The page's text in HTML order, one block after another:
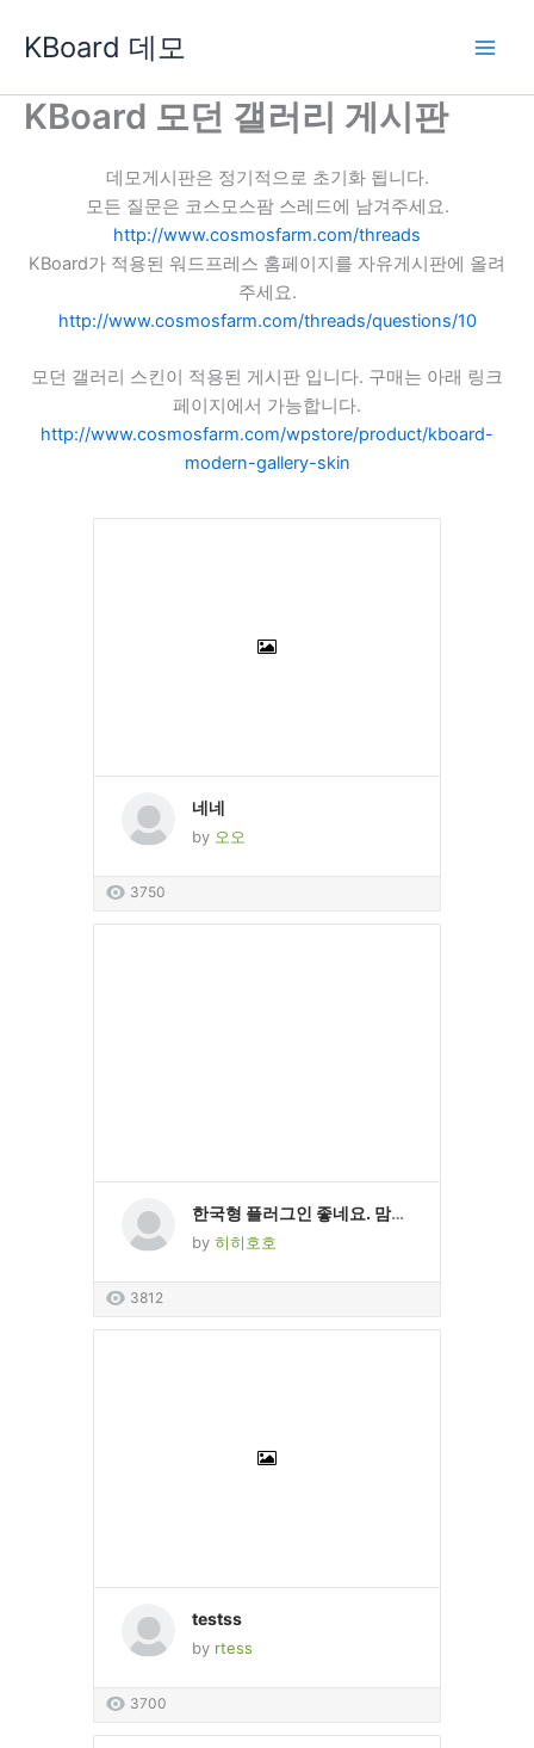
로
KBoard 데모
KBoard 모던 갤러리 게시판
데모게시판은 정기적으로 초기화 됩니다.
모든 질문은 코스모스팜 스레드에 남겨주세요.
http://www.cosmosfarm.com/threads
KBoard가 적용된 워드프레스 홈페이지를 자유게시판에 올려
주세요.
http://www.cosmosfarm.com/threads/questions/10
모던 갤러리 스킨이 적용된 게시판 입니다. 구매는 아래 링크
페이지에서 가능합니다.
http://www.cosmosfarm.com/wpstore/product/kboard-
modern-gallery-skin
네네
by 오오
3750
한국형 플러그인 좋네요. 맘에 들어요 테스트 테스트
by 히히호호
3812
testss
by rtess
3700